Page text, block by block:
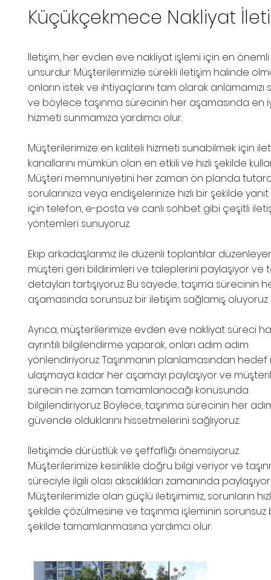
Küçükçekmece Nakliyat
İletişim, her evden eve nakliyat işlemi için en önemli
unsurdur. Müşterilerimizle sürekli iletişim halinde
onların istek ve ihtiyaçlarını tam olarak anlamamızı
ve böylece taşınma sürecinin her aşamasında en
hizmeti sunmamıza yardımcı olur.
Müşterilerimize en kaliteli hizmeti sunabilmek için
kanallarını mümkün olan en etkili ve hızlı şekilde
Müşteri memnuniyetini her zaman ön planda
sorularınıza veya endişelerinize hızlı bir şekilde
için telefon, e-posta ve canlı sohbet gibi çeşitli
yöntemleri sunuyoruz.
Ekip arkadaşlarımız ile düzenli toplantılar
müşteri geri bildirimleri ve taleplerini paylaşıyor ve
detayları tartışıyoruz. Bu sayede, taşıma sürecinin
aşamasında sorunsuz bir iletişim sağlamış oluyoruz.
Ayrıca, müşterilerimize evden eve nakliyat süreci
ayrıntılı bilgilendirme yaparak, onları adım adım
yönlendiriyoruz. Taşınmanın planlamasından
ulaşmaya kadar her aşamayı paylaşıyor ve
sürecin ne zaman tamamlanacağı konusunda
bilgilendiriyoruz. Böylece, taşınma sürecinin her
güvende olduklarını hissetmelerini sağlıyoruz.
İletişimde dürüstlük ve şeffaflığı önemsiyoruz.
Müşterilerimize kesinlikle doğru bilgi veriyor ve
süreciyle ilgili olası aksaklıkları zamanında
Müşterilerimizle olan güçlü iletişimimiz, sorunların
şekilde çözülmesine ve taşınma işleminin sorunsuz
şekilde tamamlanmasına yardımcı olur.